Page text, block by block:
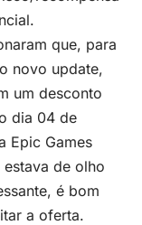
que, para
novo update,
um desconto
dia 04 de
Epic Games
de olho
é bom
a oferta.